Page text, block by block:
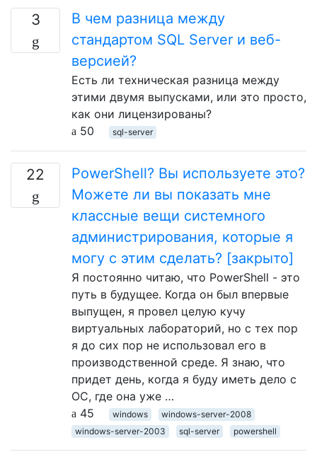
3
В чем разница между
стандартом SQL Server и веб-
версией?
Есть ли техническая разница между
этими двумя выпусками, или это просто,
как они лицензированы?
50
sql-server
22
PowerShell? Вы используете это?
Можете ли вы показать мне
классные вещи системного
администрирования, которые я
могу с этим сделать? [закрыто]
Я постоянно читаю, что PowerShell - это
путь в будущее. Когда он был впервые
выпущен, я провел целую кучу
виртуальных лабораторий, но с тех пор
я до сих пор не использовал его в
производственной среде. Я знаю, что
придет день, когда я буду иметь дело с
ОС, где она уже …
45
windows
windows-server-2008
windows-server-2003
sql-server powershell